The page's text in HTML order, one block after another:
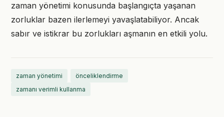
zaman yönetimi konusunda başlangıçta yaşanan
zorluklar bazen ilerlemeyi yavaşlatabiliyor. Ancak
sabır ve istikrar bu zorlukları aşmanın en etkili yolu.
zaman yönetimi
önceliklendirme
zamanı verimli kullanma